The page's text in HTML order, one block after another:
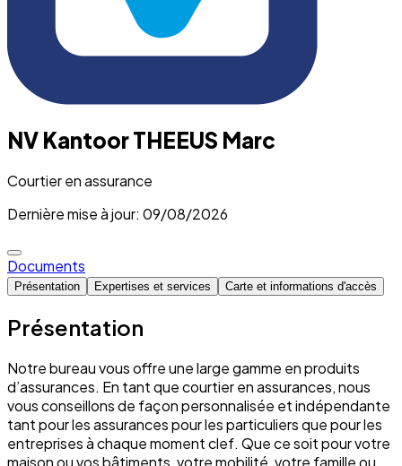
NV Kantoor THEEUS Marc
Courtier en assurance
Dernière mise à jour: 09/08/2026
Documents
Présentation Expertises et services Carte et informations d'accès
Présentation
Notre bureau vous offre une large gamme en produits
d’assurances. En tant que courtier en assurances, nous
vous conseillons de façon personnalisée et indépendante
tant pour les assurances pour les particuliers que pour les
entreprises à chaque moment clef. Que ce soit pour votre
maison ou vos bâtiments, votre mobilité, votre famille ou